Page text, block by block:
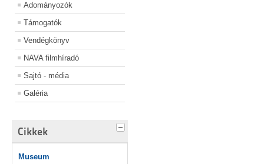
Adományozók
Támogatók
Vendégkönyv
NAVA filmhíradó
Sajtó - média
Galéria
Cikkek
Museum